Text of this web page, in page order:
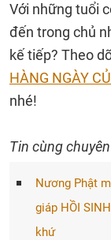
Với những tuổi
đến trong chủ
kế tiếp? Theo
HÀNG NGÀY
nhé!
Tin cùng
Nương Phật
giáp HỒI
khứ